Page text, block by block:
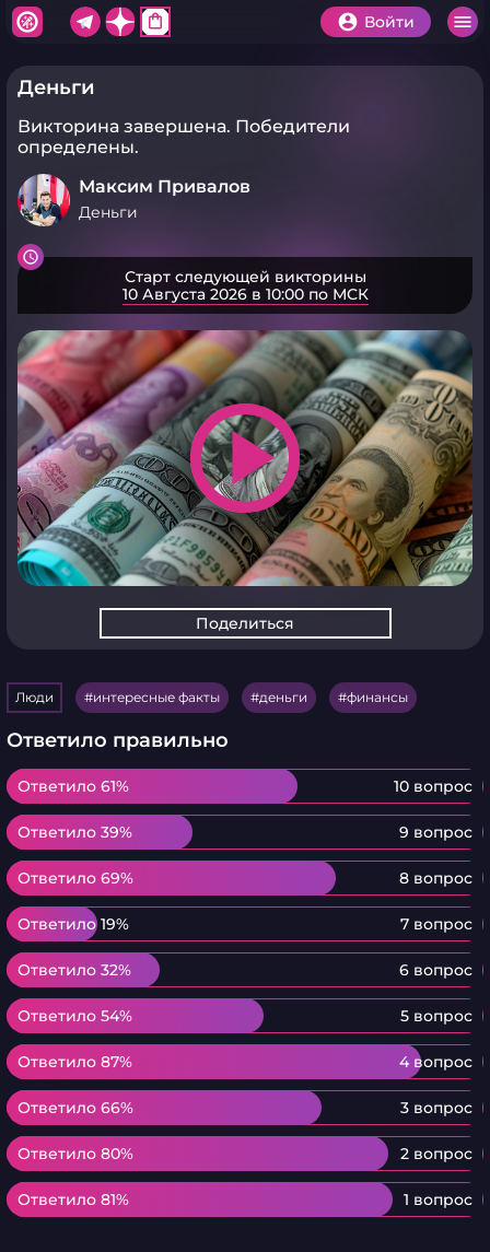
shopping_bag Войти
Деньги
Викторина завершена. Победители
определены.
Максим Привалов
Деньги
Старт следующей викторины
10 Августа 2026 в 10:00 по МСК
play_arrow
Поделиться
Люди интересные факты деньги финансы
Ответило правильно
Ответило 61% 10 вопрос
Ответило 61%
Ответило 39% 9 вопрос
Ответило 39%
Ответило 69% 8 вопрос
Ответило 69%
Ответило 19% 7 вопрос
Ответило 19%
Ответило 32% 6 вопрос
Ответило 32%
Ответило 54% 5 вопрос
Ответило 54%
Ответило 87% 4 вопрос
Ответило 87%
Ответило 66% 3 вопрос
Ответило 66%
Ответило 80% 2 вопрос
Ответило 80%
Ответило 81% 1 вопрос
Ответило 81%